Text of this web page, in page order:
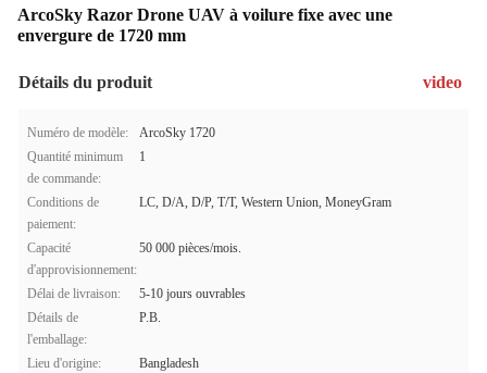
ArcoSky Razor Drone UAV à voilure fixe avec une
envergure de 1720 mm
Détails du produit video
Numéro de modèle:
ArcoSky 1720
Quantité minimum
de commande:
1
Conditions de
paiement:
LC, D/A, D/P, T/T, Western Union, MoneyGram
Capacité
d'approvisionnement:
50 000 pièces/mois.
Délai de livraison:
5-10 jours ouvrables
Détails de
l'emballage:
P.B.
Lieu d'origine:
Bangladesh